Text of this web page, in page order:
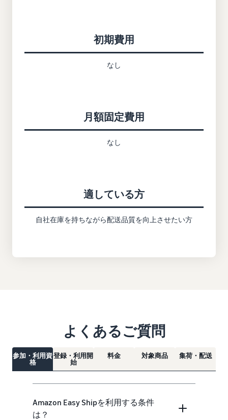
初期費用
なし
月額固定費用
なし
適している方
自社在庫を持ちながら配送品質を向上させたい方
よくあるご質問
参加・利用資
格
登録・利用開
始
料金 対象商品 集荷・配送
Amazon Easy Shipを利用する条件
は？